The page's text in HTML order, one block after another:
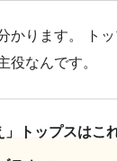
かります。 ト
役なんです。
」トップスはこ